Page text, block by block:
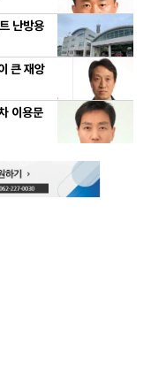
난방용
큰 재앙
이용문